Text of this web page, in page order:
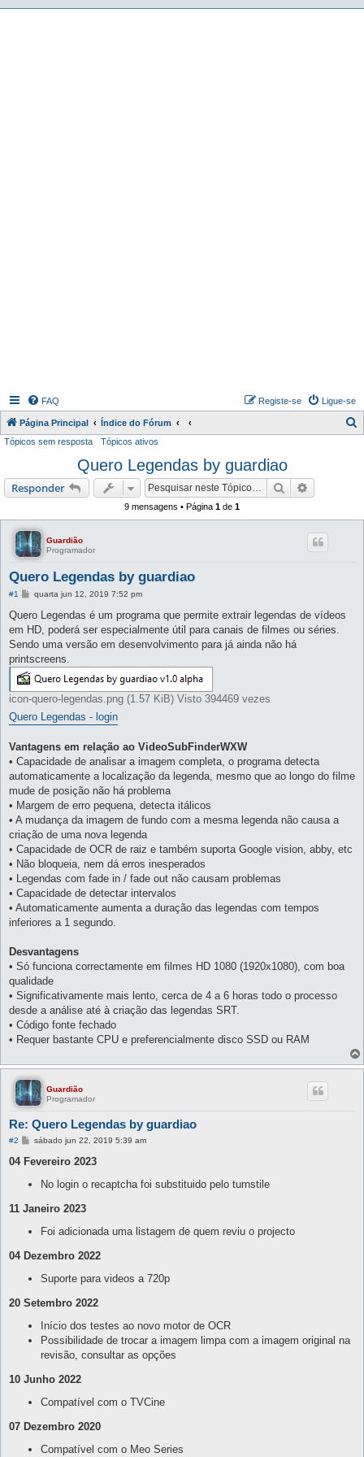
FAQ Ligue-se
Registe-se
Página Principal Índice do Fórum
i
Tópicos sem resposta Tópicos ativos
Quero Legendas by guardiao
Responder Pesquisar
9 mensagens • Página 1 de 1
Guardião
Programador
Quero Legendas by guardiao
#1
M
n
a
g
m
quarta jun 12, 2019 7:52 pm
Quero Legendas é um programa que permite extrair legendas de vídeos
em HD, poderá ser especialmente útil para canais de filmes ou séries.
Sendo uma versão em desenvolvimento para já ainda não há
printscreens.
icon-quero-legendas.png (1.57 KiB) Visto 394469 vezes
Quero Legendas - login
Vantagens em relação ao VideoSubFinderWXW
• Capacidade de analisar a imagem completa, o programa detecta
automaticamente a localização da legenda, mesmo que ao longo do filme
mude de posição não há problema
• Margem de erro pequena, detecta itálicos
• A mudança da imagem de fundo com a mesma legenda não causa a
criação de uma nova legenda
• Capacidade de OCR de raiz e também suporta Google vision, abby, etc
• Não bloqueia, nem dá erros inesperados
• Legendas com fade in / fade out não causam problemas
• Capacidade de detectar intervalos
• Automaticamente aumenta a duração das legendas com tempos
inferiores a 1 segundo.
Desvantagens
• Só funciona correctamente em filmes HD 1080 (1920x1080), com boa
qualidade
• Significativamente mais lento, cerca de 4 a 6 horas todo o processo
desde a análise até à criação das legendas SRT.
• Código fonte fechado
• Requer bastante CPU e preferencialmente disco SSD ou RAM
Guardião
Programador
Re: Quero Legendas by guardiao
#2
M
n
g
m
sábado jun 22, 2019 5:39 am
04 Fevereiro 2023
No login o recaptcha foi substituido pelo turnstile
11 Janeiro 2023
Foi adicionada uma listagem de quem reviu o projecto
04 Dezembro 2022
Suporte para videos a 720p
20 Setembro 2022
Início dos testes ao novo motor de OCR
Possibilidade de trocar a imagem limpa com a imagem original na
revisão, consultar as opções
10 Junho 2022
Compatível com o TVCine
07 Dezembro 2020
Compatível com o Meo Series